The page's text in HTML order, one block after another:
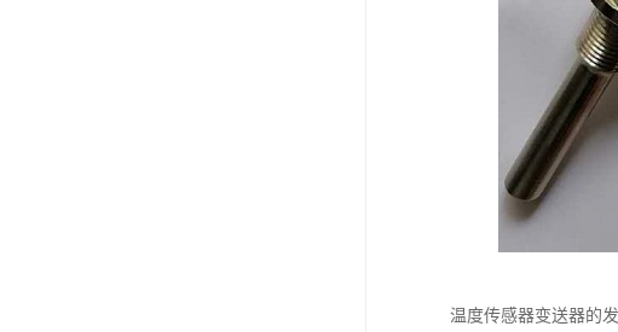
温度传感器变送器的